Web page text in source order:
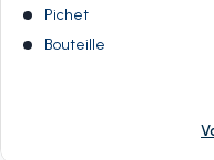
Pichet
Bouteille